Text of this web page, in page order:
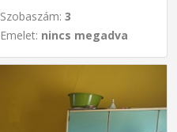
Szobaszám: 3
Emelet: nincs megadva